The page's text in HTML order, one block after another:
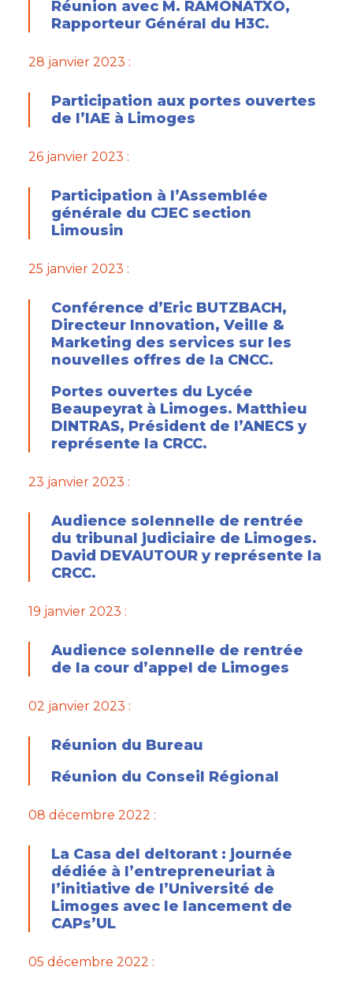
Réunion avec M. RAMONATXO,
Rapporteur Général du H3C.
28 janvier 2023 :
Participation aux portes ouvertes
de l’IAE à Limoges
26 janvier 2023 :
Participation à l’Assemblée
générale du CJEC section
Limousin
25 janvier 2023 :
Conférence d’Eric BUTZBACH,
Directeur Innovation, Veille &
Marketing des services sur les
nouvelles offres de la CNCC.
Portes ouvertes du Lycée
Beaupeyrat à Limoges. Matthieu
DINTRAS, Président de l’ANECS y
représente la CRCC.
23 janvier 2023 :
Audience solennelle de rentrée
du tribunal judiciaire de Limoges.
David DEVAUTOUR y représente la
CRCC.
19 janvier 2023 :
Audience solennelle de rentrée
de la cour d’appel de Limoges
02 janvier 2023 :
Réunion du Bureau
Réunion du Conseil Régional
08 décembre 2022 :
La Casa del deltorant : journée
dédiée à l’entrepreneuriat à
l’initiative de l’Université de
Limoges avec le lancement de
CAPs’UL
05 décembre 2022 :